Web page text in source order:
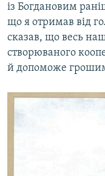
із Богдановим
що я отримав від
сказав, що весь
створюваного
й допоможе